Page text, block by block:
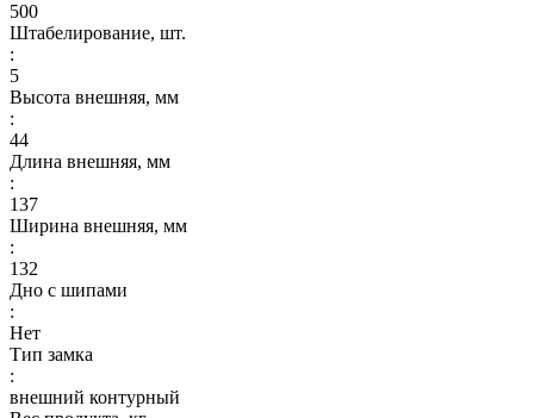
500
Штабелирование, шт.
:
5
Высота внешняя, мм
:
44
Длина внешняя, мм
:
137
Ширина внешняя, мм
:
132
Дно с шипами
:
Нет
Тип замка
:
внешний контурный